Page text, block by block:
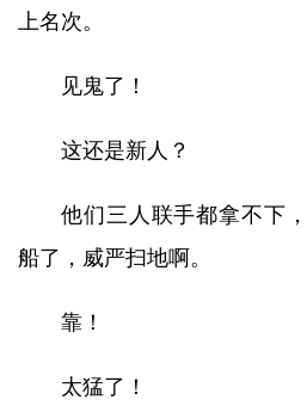
上名次。
见鬼了！
这还是新人？
他们三人联手都拿不下
船了，威严扫地啊。
靠！
太猛了！